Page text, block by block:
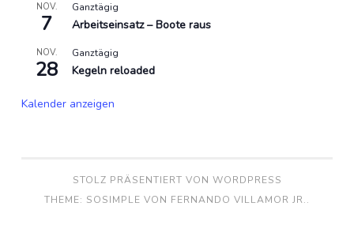
NOV.
7
Ganztägig
Arbeitseinsatz – Boote raus
NOV.
28
Ganztägig
Kegeln reloaded
Kalender anzeigen
STOLZ PRÄSENTIERT VON WORDPRESS
THEME: SOSIMPLE VON FERNANDO VILLAMOR JR..